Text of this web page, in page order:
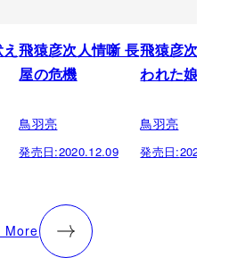
飛猿彦次人情噺 長
屋の危機
鳥羽亮
発売日:2020.12.09
飛猿彦次人
われた娘
鳥羽亮
発売日:
More